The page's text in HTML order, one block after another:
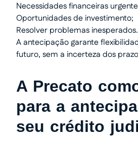
Necessidades financeiras
Oportunidades de investimento;
Resolver problemas inesperados.
A antecipação garante
futuro, sem a incerteza dos
A Precato
para a
seu crédito